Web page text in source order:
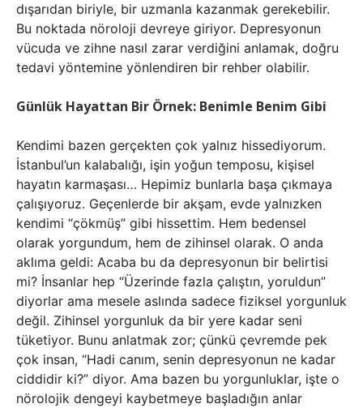
dışarıdan biriyle, bir uzmanla kazanmak gerekebilir.
Bu noktada nöroloji devreye giriyor. Depresyonun
vücuda ve zihne nasıl zarar verdiğini anlamak, doğru
tedavi yöntemine yönlendiren bir rehber olabilir.
Günlük Hayattan Bir Örnek: Benimle Benim Gibi
Kendimi bazen gerçekten çok yalnız hissediyorum.
İstanbul’un kalabalığı, işin yoğun temposu, kişisel
hayatın karmaşası… Hepimiz bunlarla başa çıkmaya
çalışıyoruz. Geçenlerde bir akşam, evde yalnızken
kendimi “çökmüş” gibi hissettim. Hem bedensel
olarak yorgundum, hem de zihinsel olarak. O anda
aklıma geldi: Acaba bu da depresyonun bir belirtisi
mi? İnsanlar hep “Üzerinde fazla çalıştın, yoruldun”
diyorlar ama mesele aslında sadece fiziksel yorgunluk
değil. Zihinsel yorgunluk da bir yere kadar seni
tüketiyor. Bunu anlatmak zor; çünkü çevremde pek
çok insan, “Hadi canım, senin depresyonun ne kadar
ciddidir ki?” diyor. Ama bazen bu yorgunluklar, işte o
nörolojik dengeyi kaybetmeye başladığın anlar